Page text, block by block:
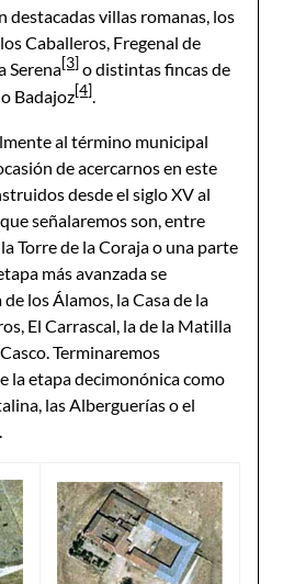
destacadas villas romanas, los
Caballeros, Fregenal de
Serena[3]o distintas fincas de
Badajoz[4].
al término municipal
de acercarnos en este
desde el siglo XV al
señalaremos son, entre
Torre de la Coraja o una parte
más avanzada se
los Álamos, la Casa de la
El Carrascal, la de la Matilla
Terminaremos
la etapa decimonónica como
las Alberguerías o el